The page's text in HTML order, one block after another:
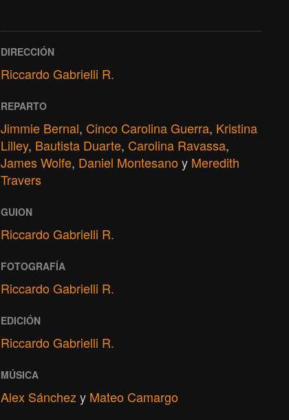
DIRECCIÓN
Riccardo Gabrielli R.
REPARTO
Jimmie Bernal, Cinco Carolina Guerra, Kristina
Lilley, Bautista Duarte, Carolina Ravassa,
James Wolfe, Daniel Montesanoy Meredith
Travers
GUION
Riccardo Gabrielli R.
FOTOGRAFÍA
Riccardo Gabrielli R.
EDICIÓN
Riccardo Gabrielli R.
MÚSICA
Alex Sánchez y Mateo Camargo